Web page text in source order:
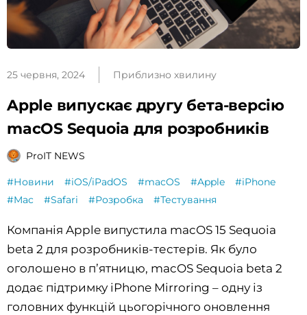
25 червня, 2024 Приблизно хвилину
Apple випускає другу бета-версію
macOS Sequoia для розробників
ProIT NEWS
#Новини #iOS/iPadOS #macOS #Apple
#iPhone
#Mac
#Safari #Розробка #Тестування
Компанія Apple випустила macOS 15 Sequoia
beta 2 для розробників-тестерів. Як було
оголошено в п’ятницю, macOS Sequoia beta 2
додає підтримку iPhone Mirroring – одну із
головних функцій цьогорічного оновлення